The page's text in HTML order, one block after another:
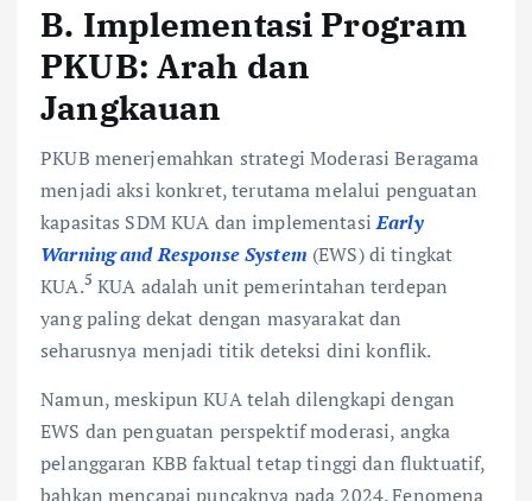
B. Implementasi Program
PKUB: Arah dan
Jangkauan
PKUB menerjemahkan strategi Moderasi Beragama
menjadi aksi konkret, terutama melalui penguatan
kapasitas SDM KUA dan implementasiEarly
Warning and Response System (EWS) di tingkat
KUA.5 KUA adalah unit pemerintahan terdepan
yang paling dekat dengan masyarakat dan
seharusnya menjadi titik deteksi dini konflik.
Namun, meskipun KUA telah dilengkapi dengan
EWS dan penguatan perspektif moderasi, angka
pelanggaran KBB faktual tetap tinggi dan fluktuatif,
bahkan mencapai puncaknya pada 2024. Fenomena